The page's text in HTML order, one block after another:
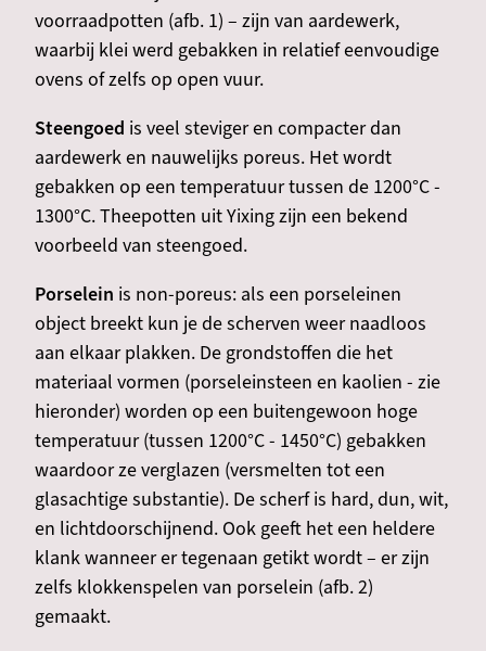
voorraadpotten (afb. 1) – zijn van aardewerk,
waarbij klei werd gebakken in relatief eenvoudige
ovens of zelfs op open vuur.
Steengoed is veel steviger en compacter dan
aardewerk en nauwelijks poreus. Het wordt
gebakken op een temperatuur tussen de 1200°C -
1300°C. Theepotten uit Yixing zijn een bekend
voorbeeld van steengoed.
Porselein is non-poreus: als een porseleinen
object breekt kun je de scherven weer naadloos
aan elkaar plakken. De grondstoffen die het
materiaal vormen (porseleinsteen en kaolien - zie
hieronder) worden op een buitengewoon hoge
temperatuur (tussen 1200°C - 1450°C) gebakken
waardoor ze verglazen (versmelten tot een
glasachtige substantie). De scherf is hard, dun, wit,
en lichtdoorschijnend. Ook geeft het een heldere
klank wanneer er tegenaan getikt wordt – er zijn
zelfs klokkenspelen van porselein (afb. 2)
gemaakt.